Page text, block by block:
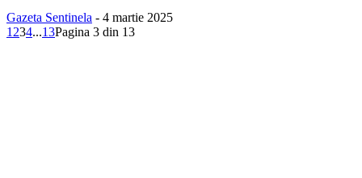
Gazeta Sentinela - 4 martie 2025
1 234...13Pagina 3 din 13